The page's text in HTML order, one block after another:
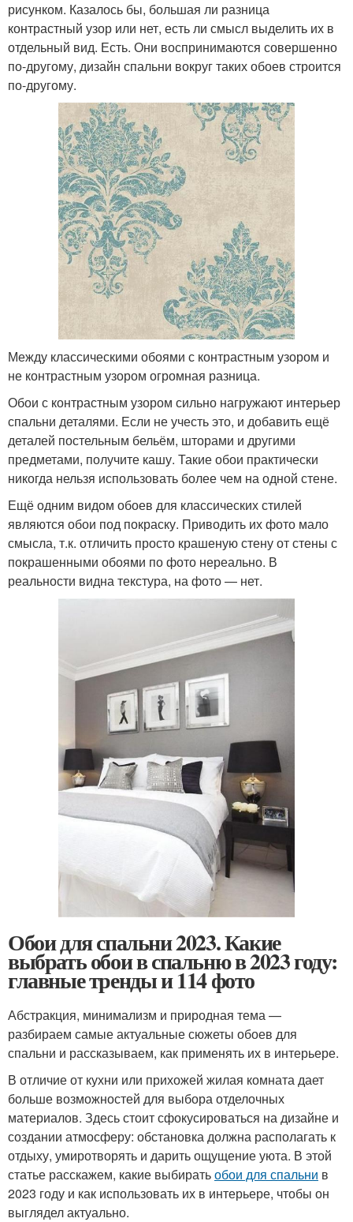
рисунком. Казалось бы, большая ли разница
контрастный узор или нет, есть ли смысл выделить их в
отдельный вид. Есть. Они воспринимаются совершенно
по-другому, дизайн спальни вокруг таких обоев строится
по-другому.
Между классическими обоями с контрастным узором и
не контрастным узором огромная разница.
Обои с контрастным узором сильно нагружают интерьер
спальни деталями. Если не учесть это, и добавить ещё
деталей постельным бельём, шторами и другими
предметами, получите кашу. Такие обои практически
никогда нельзя использовать более чем на одной стене.
Ещё одним видом обоев для классических стилей
являются обои под покраску. Приводить их фото мало
смысла, т.к. отличить просто крашеную стену от стены с
покрашенными обоями по фото нереально. В
реальности видна текстура, на фото — нет.
Обои для спальни 2023. Какие
выбрать обои в спальню в 2023 году:
главные тренды и 114 фото
Абстракция, минимализм и природная тема —
разбираем самые актуальные сюжеты обоев для
спальни и рассказываем, как применять их в интерьере.
В отличие от кухни или прихожей жилая комната дает
больше возможностей для выбора отделочных
материалов. Здесь стоит сфокусироваться на дизайне и
создании атмосферу: обстановка должна располагать к
отдыху, умиротворять и дарить ощущение уюта. В этой
статье расскажем, какие выбиратьобои для спальни в
2023 году и как использовать их в интерьере, чтобы он
выглядел актуально.